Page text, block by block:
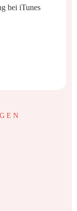
bei iTunes